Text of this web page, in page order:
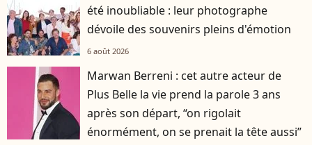
été inoubliable : leur photographe
dévoile des souvenirs pleins d'émotion
6 août 2026
Marwan Berreni : cet autre acteur de
Plus Belle la vie prend la parole 3 ans
après son départ, “on rigolait
énormément, on se prenait la tête aussi”